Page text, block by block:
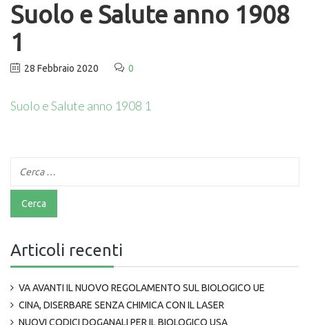
Suolo e Salute anno 1908
1
28 Febbraio 2020 0
Suolo e Salute anno 1908 1
Articoli recenti
VA AVANTI IL NUOVO REGOLAMENTO SUL BIOLOGICO UE
CINA, DISERBARE SENZA CHIMICA CON IL LASER
NUOVI CODICI DOGANALI PER IL BIOLOGICO USA